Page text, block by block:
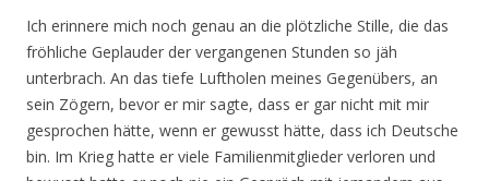
Ich erinnere mich noch genau an die plötzliche Stille, die das
fröhliche Geplauder der vergangenen Stunden so jäh
unterbrach. An das tiefe Luftholen meines Gegenübers, an
sein Zögern, bevor er mir sagte, dass er gar nicht mit mir
gesprochen hätte, wenn er gewusst hätte, dass ich Deutsche
bin. Im Krieg hatte er viele Familienmitglieder verloren und